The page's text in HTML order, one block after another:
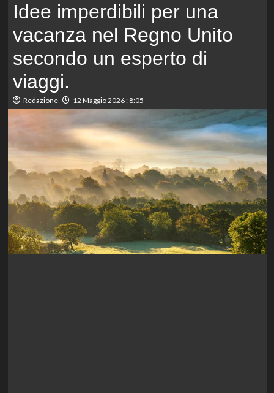
Idee imperdibili per una
vacanza nel Regno Unito
secondo un esperto di
viaggi.
Redazione 12 Maggio 2026 : 8:05